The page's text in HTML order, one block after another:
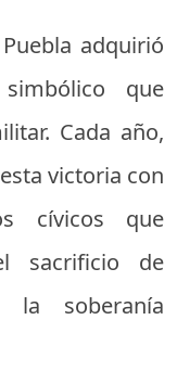
adquirió
que
Cada año,
victoria con
cívicos que
sacrificio de
la soberanía